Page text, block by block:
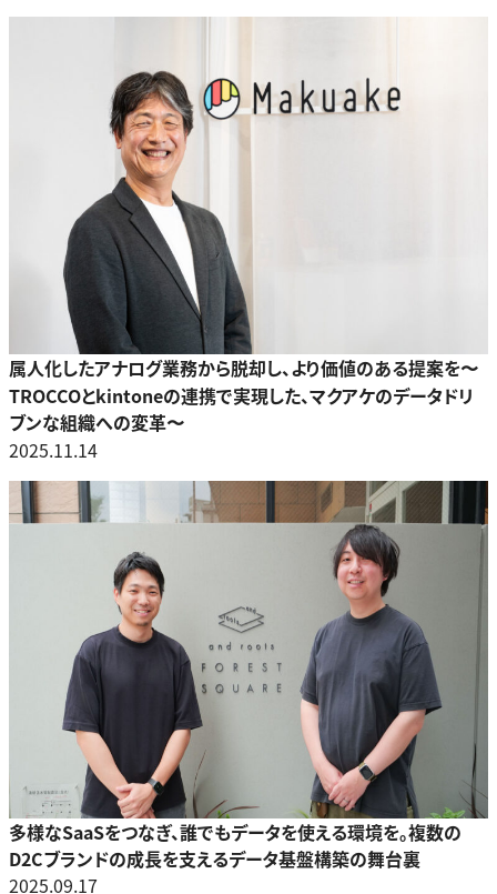
属人化したアナログ業務から脱却し、より価値のある提案を〜
TROCCOとkintoneの連携で実現した、マクアケのデータドリ
ブンな組織への変革〜
2025.11.14
多様なSaaSをつなぎ、誰でもデータを使える環境を。複数の
D2Cブランドの成長を支えるデータ基盤構築の舞台裏
2025.09.17